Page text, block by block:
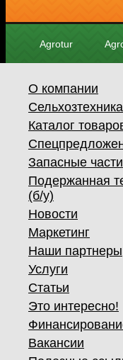
Agrotur
О компании
Сельхозтехника
Каталог
Запасные части
Подержанная
(б/у)
Новости
Маркетинг
Наши партнеры
Услуги
Статьи
Это интересно!
Вакансии